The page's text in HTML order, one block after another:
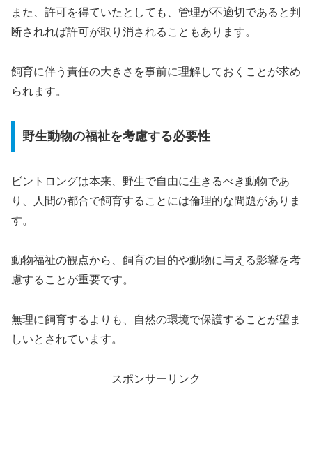
また、許可を得ていたとしても、管理が不適切であると判
断されれば許可が取り消されることもあります。
飼育に伴う責任の大きさを事前に理解しておくことが求め
られます。
野生動物の福祉を考慮する必要性
ビントロングは本来、野生で自由に生きるべき動物であ
り、人間の都合で飼育することには倫理的な問題がありま
す。
動物福祉の観点から、飼育の目的や動物に与える影響を考
慮することが重要です。
無理に飼育するよりも、自然の環境で保護することが望ま
しいとされています。
スポンサーリンク